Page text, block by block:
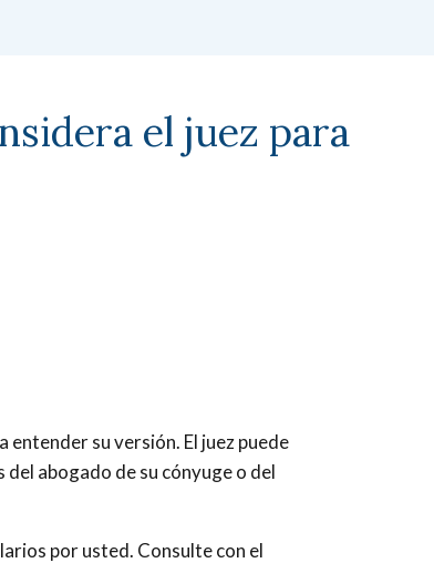
el juez para
entender su versión. El juez puede
abogado de su cónyuge o del
por usted. Consulte con el